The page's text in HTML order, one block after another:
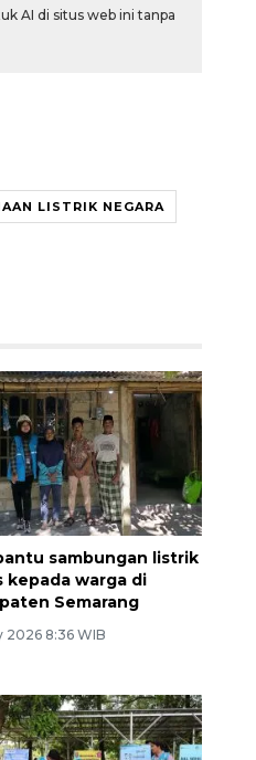
AI di situs web ini tanpa
LISTRIK NEGARA
sambungan listrik
kepada warga di
Semarang
2026 8:36 WIB